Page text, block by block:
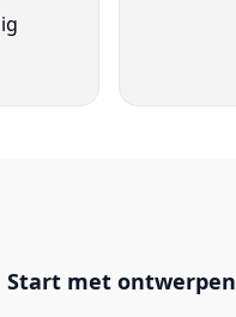
Start met ontwerpen